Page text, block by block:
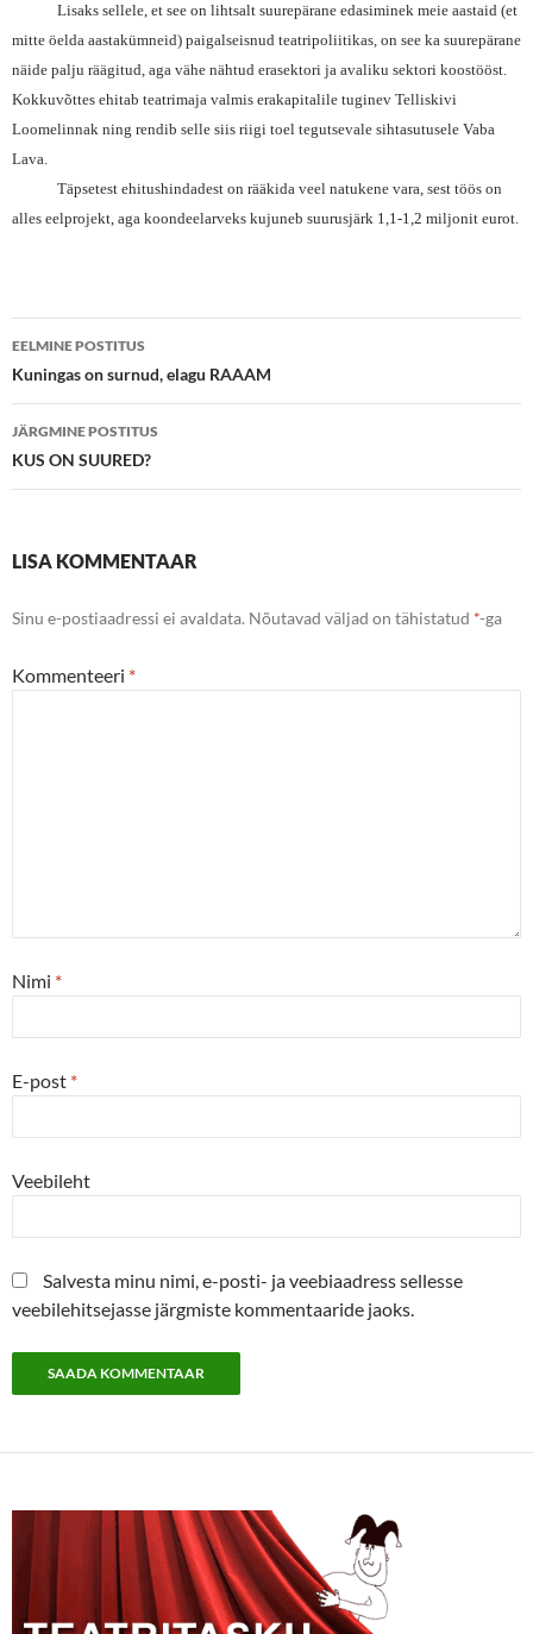
Lisaks sellele, et see on lihtsalt suurepärane edasiminek meie aastaid (et
mitte öelda aastakümneid) paigalseisnud teatripoliitikas, on see ka suurepärane
näide palju räägitud, aga vähe nähtud erasektori ja avaliku sektori koostööst.
Kokkuvõttes ehitab teatrimaja valmis erakapitalile tuginev Telliskivi
Loomelinnak ning rendib selle siis riigi toel tegutsevale sihtasutusele Vaba
Lava.
Täpsetest ehitushindadest on rääkida veel natukene vara, sest töös on
alles eelprojekt, aga koondeelarveks kujuneb suurusjärk 1,1-1,2 miljonit eurot.
Postituste
töölaud
EELMINE POSTITUS
Kuningas on surnud, elagu RAAAM
JÄRGMINE POSTITUS
KUS ON SUURED?
LISA KOMMENTAAR
Sinu e-postiaadressi ei avaldata. Nõutavad väljad on tähistatud *-ga
Kommenteeri *
Nimi *
E-post *
Veebileht
Salvesta minu nimi, e-posti- ja veebiaadress sellesse
veebilehitsejasse järgmiste kommentaaride jaoks.